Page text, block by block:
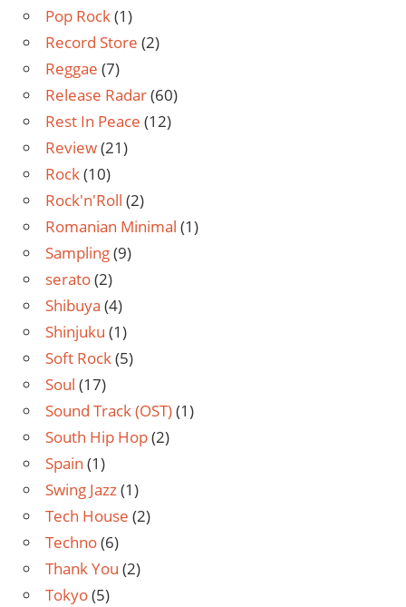
Pop Rock(1)
Record Store (2)
Reggae (7)
Release Radar(60)
Rest In Peace (12)
Review(21)
Rock(10)
Rock'n'Roll (2)
Romanian Minimal (1)
Sampling(9)
serato(2)
Shibuya (4)
Shinjuku (1)
Soft Rock(5)
Soul (17)
Sound Track (OST)(1)
South Hip Hop(2)
Spain (1)
Swing Jazz(1)
Tech House (2)
Techno(6)
Thank You (2)
Tokyo(5)